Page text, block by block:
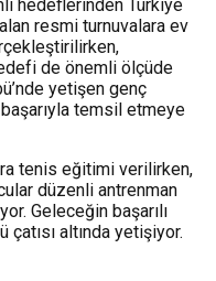
hedeflerinden Türkiye
resmi turnuvalara ev
de önemli ölçüde
yetişen genç
temsil etmeye
tenis eğitimi verilirken,
düzenli antrenman
Geleceğin başarılı
altında yetişiyor.